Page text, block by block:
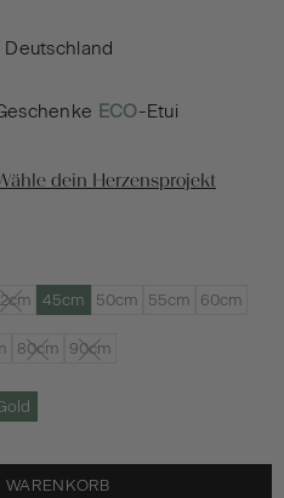
ECO-Etui
dein Herzensprojekt
45cm 50cm 55cm 60cm
80cm 90cm
WARENKORB